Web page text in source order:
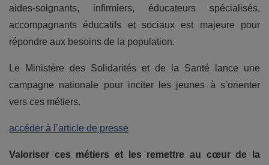
aides-soignants, infirmiers, éducateurs spécialisés,
accompagnants éducatifs et sociaux est majeure pour
répondre aux besoins de la population.
Le Ministère des Solidarités et de la Santé lance une
campagne nationale pour inciter les jeunes à s’orienter
vers ces métiers.
accéder à l’article de presse
Valoriser ces métiers et les remettre au cœur de la